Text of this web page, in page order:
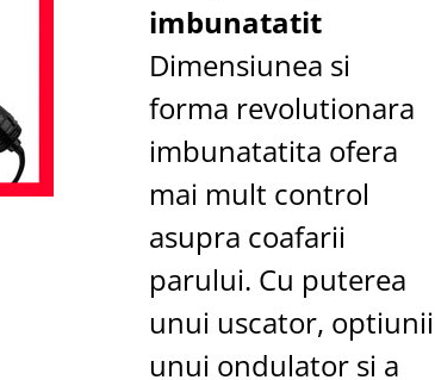
imbunatatit
Dimensiunea si
forma revolutionara
imbunatatita ofera
mai mult control
asupra coafarii
parului. Cu puterea
unui uscator, optiunii
unui ondulator si a